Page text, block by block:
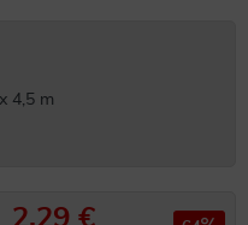
4,5 m
2,29 €